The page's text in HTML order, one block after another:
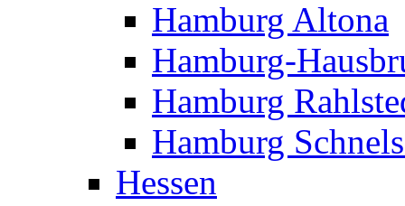
Hamburg Altona
Hamburg-
Hamburg
Hamburg
Hessen